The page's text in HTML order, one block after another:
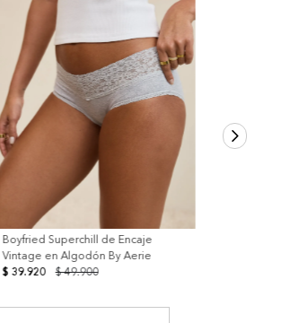
Boyfried Superchill de Encaje
Vintage en Algodón By Aerie
$ 49.900
$ 39.920